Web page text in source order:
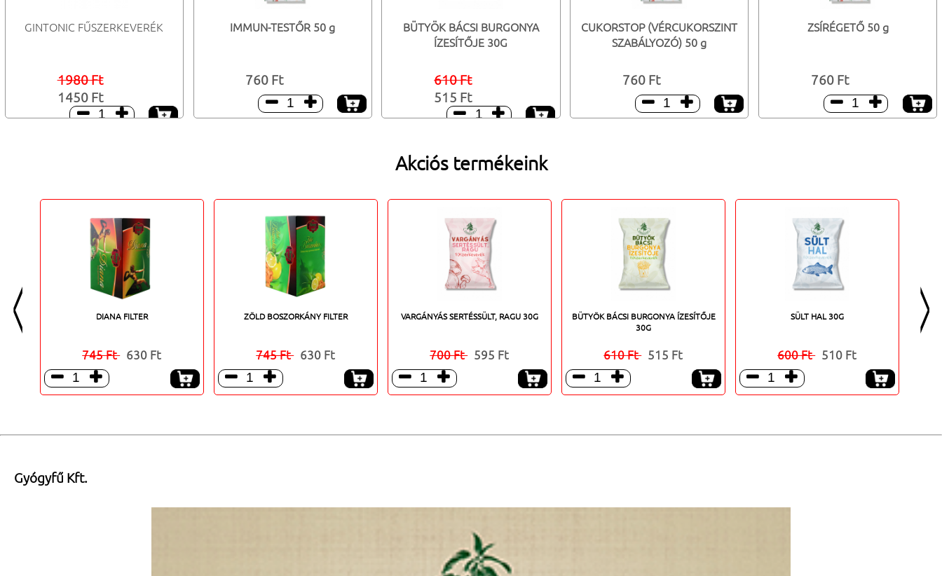
GINTONIC FŰSZERKEVERÉK
1980 Ft
1450 Ft
 
IMMUN-TESTŐR 50 g
760 Ft
 
BÜTYÖK BÁCSI BURGONYA
ÍZESÍTŐJE 30G
610 Ft
515 Ft
 
CUKORSTOP (VÉRCUKORSZINT
SZABÁLYOZÓ) 50 g
760 Ft
 
ZSÍRÉGETŐ 50 g
760 Ft
 
Akciós termékeink
< DIANA FILTER
745 Ft 630 Ft
 
ZÖLD BOSZORKÁNY FILTER
745 Ft 630 Ft
 
VARGÁNYÁS SERTÉSSÜLT, RAGU 30G
700 Ft 595 Ft
 
BÜTYÖK BÁCSI BURGONYA ÍZESÍTŐJE
30G
610 Ft 515 Ft
 
SÜLT HAL 30G
600 Ft 510 Ft
 
>
Gyógyfű Kft.